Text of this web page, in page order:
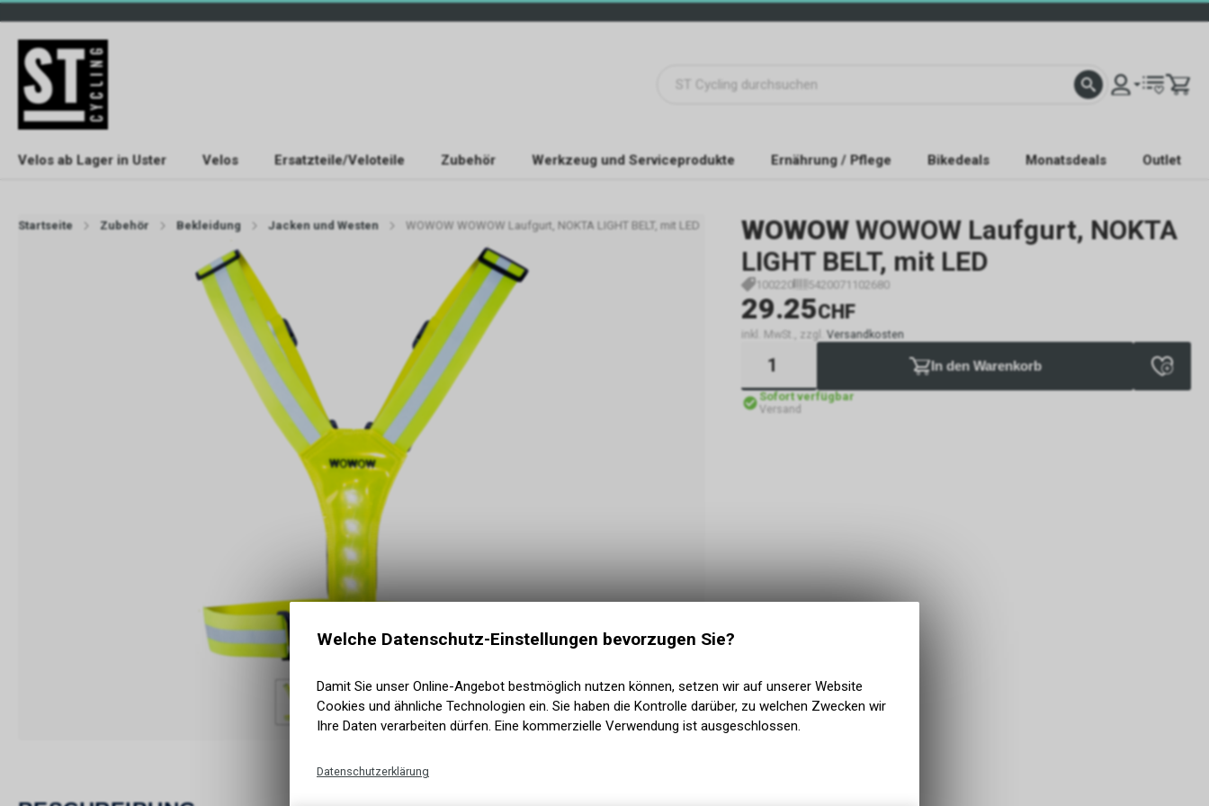
Velos ab Lager in Uster Velos Ersatzteile/Veloteile Zubehör Werkzeug und Serviceprodukte Ernährung / Pflege Bikedeals Monatsdeals Outlet
Startseite Zubehör Bekleidung Jacken und Westen WOWOW WOWOW Laufgurt, NOKTA LIGHT BELT, mit LED WOWOW WOWOW Laufgurt, NOKTA
LIGHT BELT, mit LED
100220 5420071102680
29.25CHF
inkl. MwSt., zzgl. Versandkosten
In den Warenkorb
Sofort verfügbar
Versand
Welche Datenschutz-Einstellungen bevorzugen Sie?
Damit Sie unser Online-Angebot bestmöglich nutzen können, setzen wir auf unserer Website
Cookies und ähnliche Technologien ein. Sie haben die Kontrolle darüber, zu welchen Zwecken wir
Ihre Daten verarbeiten dürfen. Eine kommerzielle Verwendung ist ausgeschlossen.
Datenschutzerklärung